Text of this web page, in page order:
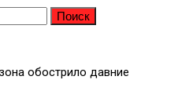
обострило давние